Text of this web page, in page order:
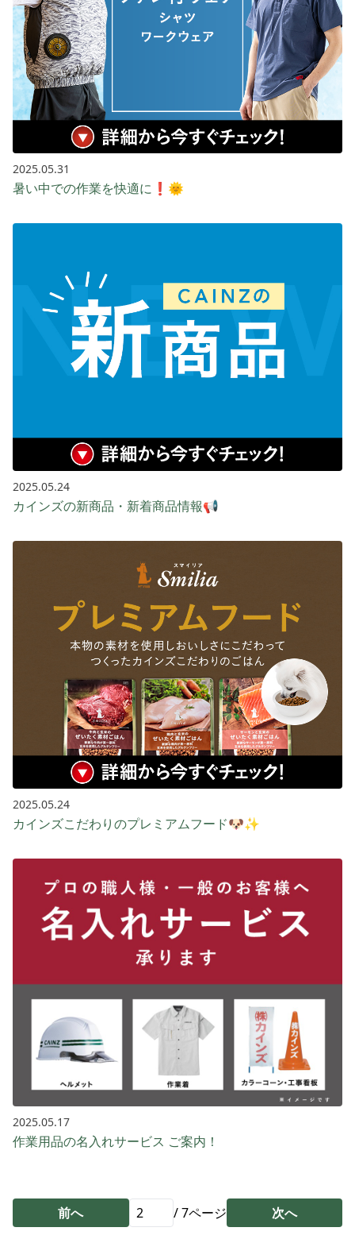
2025.05.31
暑い中での作業を快適に❗🌞
2025.05.24
カインズの新商品・新着商品情報📢
2025.05.24
カインズこだわりのプレミアムフード🐶✨
2025.05.17
作業用品の名入れサービス ご案内！
前へ /7ページ 次へ